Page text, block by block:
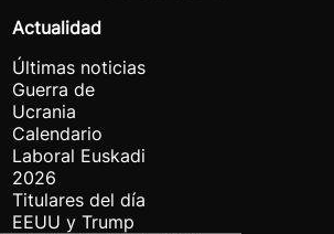
Actualidad
Últimas noticias
Guerra de
Ucrania
Calendario
Laboral Euskadi
2026
Titulares del día
EEUU y Trump